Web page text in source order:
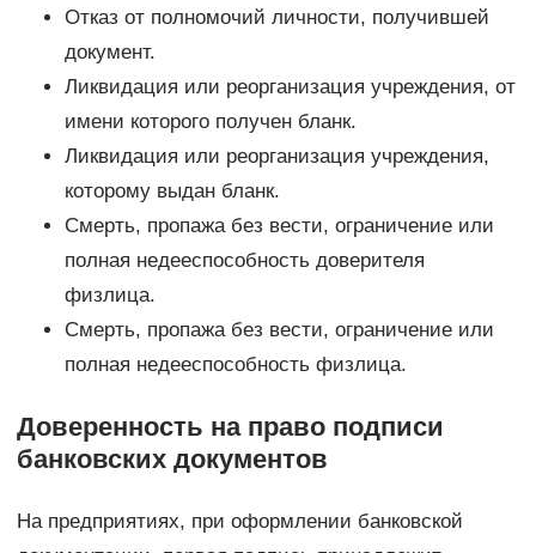
Отказ от полномочий личности, получившей
документ.
Ликвидация или реорганизация учреждения, от
имени которого получен бланк.
Ликвидация или реорганизация учреждения,
которому выдан бланк.
Смерть, пропажа без вести, ограничение или
полная недееспособность доверителя
физлица.
Смерть, пропажа без вести, ограничение или
полная недееспособность физлица.
Доверенность на право подписи
банковских документов
На предприятиях, при оформлении банковской